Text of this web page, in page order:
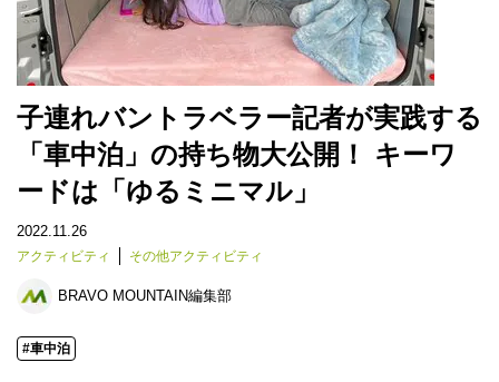
子連れバントラベラー記者が実践する
「車中泊」の持ち物大公開！ キーワ
ードは「ゆるミニマル」
2022.11.26
アクティビティ その他アクティビティ
BRAVO MOUNTAIN編集部
#車中泊